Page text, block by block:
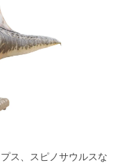
ス、スピノサウルスな